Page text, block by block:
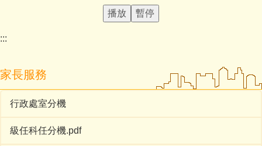
播放 暫停
:::
家長服務
行政處室分機
級任科任分機.pdf